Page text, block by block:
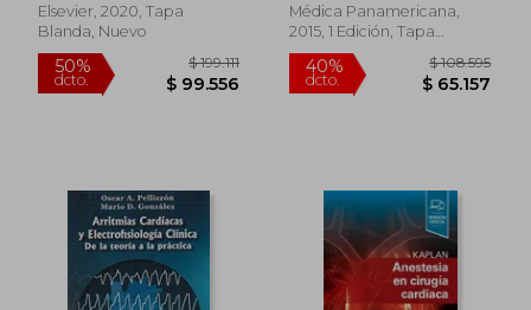
Elsevier, 2020, Tapa
Blanda, Nuevo
50%
dcto. $ 99.556
Médica Panamericana,
2015, 1 Edición, Tapa
Blanda, Nuevo
40%
dcto.